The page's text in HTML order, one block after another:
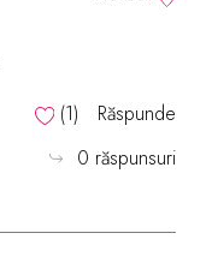
(1)
Răspunde
0 răspunsuri